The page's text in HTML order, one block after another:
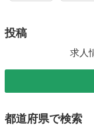
投稿
求人
都道府県で検索